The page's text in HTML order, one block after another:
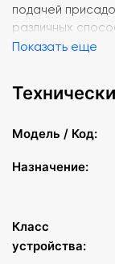
подачей
различных
выполнении
(имитировать)
электродом с
тренажер
поста и
упражнения для
Показать еще
Модель / Код:
Назначение:
Класс
устройства: